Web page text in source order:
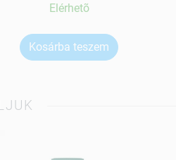
Elérhetõ
Kosárba teszem